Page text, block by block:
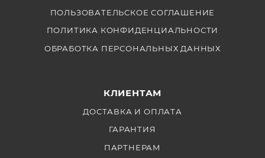
ПОЛЬЗОВАТЕЛЬСКОЕ СОГЛАШЕНИЕ
ПОЛИТИКА КОНФИДЕНЦИАЛЬНОСТИ
ОБРАБОТКА ПЕРСОНАЛЬНЫХ ДАННЫХ
КЛИЕНТАМ
ДОСТАВКА И ОПЛАТА
ГАРАНТИЯ
ПАРТНЕРАМ